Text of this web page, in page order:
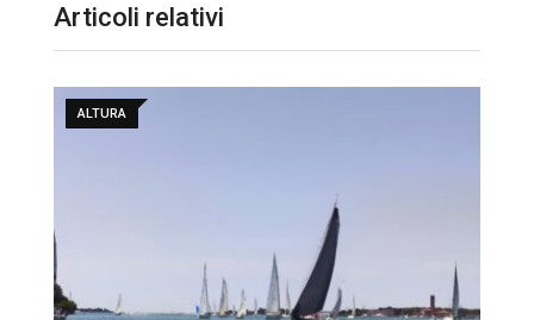
Articoli relativi
ALTURA